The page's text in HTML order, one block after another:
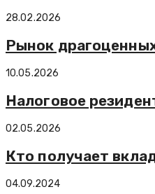
28.02.2026
Рынок
10.05.2026
Налоговое
02.05.2026
Кто получает
04.09.2024